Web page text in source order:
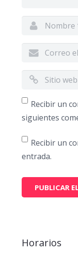
Recibir un
siguientes
Recibir un
entrada.
Horarios